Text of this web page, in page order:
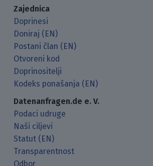
Zajednica
Doprinesi
Doniraj (EN)
Postani član (EN)
Otvoreni kod
Doprinositelji
Kodeks ponašanja (EN)
Datenanfragen.de e. V.
Podaci udruge
Naši ciljevi
Statut (EN)
Transparentnost
Odbor